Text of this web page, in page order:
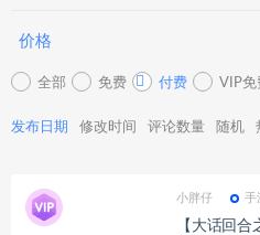
价格
全部 免费 付费 VIP免
发布日期 修改时间 评论数量 随机
小胖仔 手
【大话回